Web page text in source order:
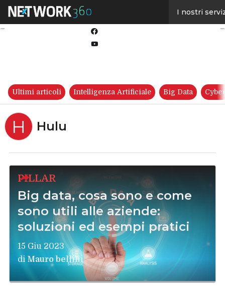
I nostri
Ultimi articoli Intelligenza Artificiale Big Data
H Hulu
PILLAR
Big data, cosa sono e come
sono utili alle aziende:
soluzioni ed esempi pratici
15 Giu 2023
di Mauro bellini